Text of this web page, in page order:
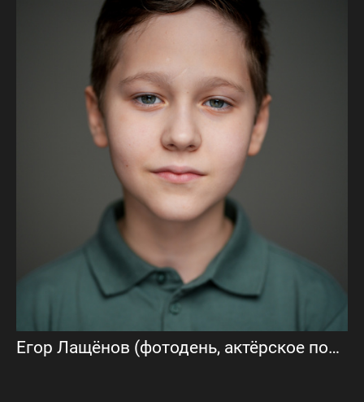
Егор Лащёнов (фотодень, актёрское портфолио)